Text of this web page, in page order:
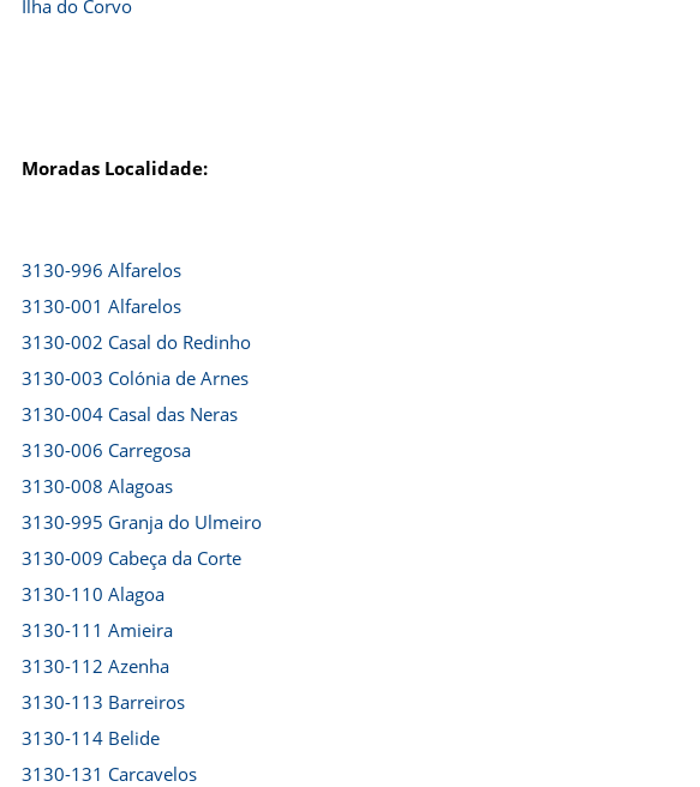
Ilha do Corvo
Moradas Localidade:
3130-996 Alfarelos
3130-001 Alfarelos
3130-002 Casal do Redinho
3130-003 Colónia de Arnes
3130-004 Casal das Neras
3130-006 Carregosa
3130-008 Alagoas
3130-995 Granja do Ulmeiro
3130-009 Cabeça da Corte
3130-110 Alagoa
3130-111 Amieira
3130-112 Azenha
3130-113 Barreiros
3130-114 Belide
3130-131 Carcavelos